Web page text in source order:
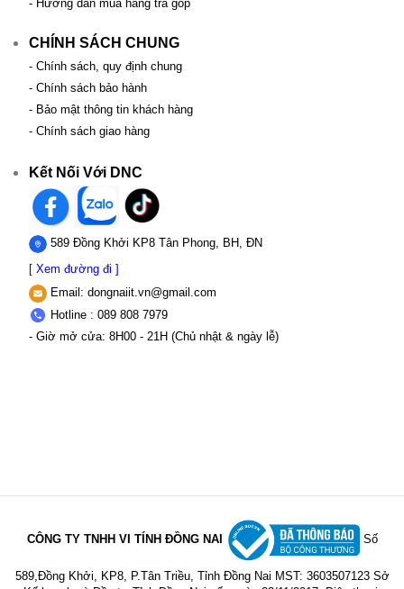
- Hướng dẫn mua hàng trả góp
CHÍNH SÁCH CHUNG
- Chính sách, quy định chung
- Chính sách bảo hành
- Bảo mật thông tin khách hàng
- Chính sách giao hàng
Kết Nối Với DNC
589 Đồng Khởi KP8 Tân Phong, BH, ĐN
[ Xem đường đi ]
Email: dongnaiit.vn@gmail.com
Hotline : 089 808 7979
- Giờ mở cửa: 8H00 - 21H (Chủ nhật & ngày lễ)
CÔNG TY TNHH VI TÍNH ĐỒNG NAI Số
589,Đồng Khởi, KP8, P.Tân Triều, Tỉnh Đồng Nai MST: 3603507123 Sở